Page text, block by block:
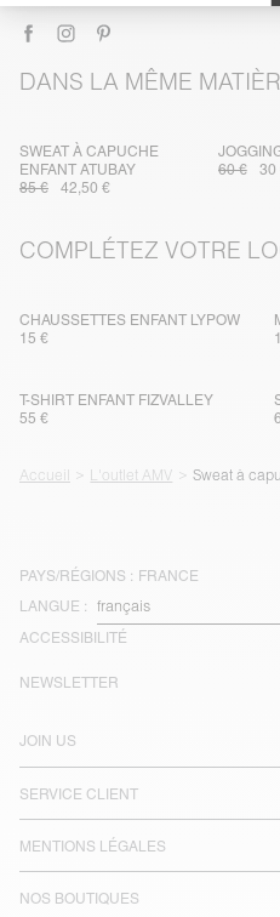
DANS LA MÊME
SWEAT À CAPUCHE
ENFANT ATUBAY
85 €
42,50 €
60 €
30
COMPLÉTEZ VOTRE
CHAUSSETTES ENFANT LYPOW
15 €
T-SHIRT ENFANT FIZVALLEY
55 €
Accueil L'outlet AMV Sweat à
PAYS/RÉGIONS : FRANCE
LANGUE :
ACCESSIBILITÉ
JOIN US
SERVICE CLIENT
MENTIONS LÉGALES
NOS BOUTIQUES
NEWSLETTER